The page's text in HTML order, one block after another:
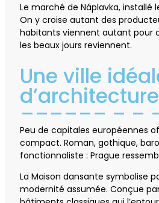
Le marché de Náplavka,
On y croise autant des
habitants viennent autant pour
les beaux jours reviennent.
Une ville
d’architecture
Peu de capitales européennes
compact. Roman, gothique,
fonctionnaliste : Prague
La Maison dansante symbolise
modernité assumée. Conçue